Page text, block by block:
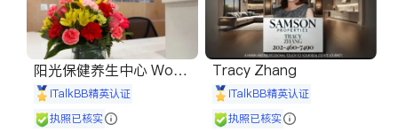
阳光保健养生中心 World
shine
iTalkBB精英认证
执照已核实
Tracy Zhang
iTalkBB精英认证
执照已核实